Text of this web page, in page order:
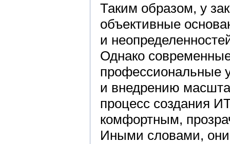
Таким образом, у
объективные
и
Однако
профессиональные
и внедрению
процесс создания
комфортным,
Иными словами, они